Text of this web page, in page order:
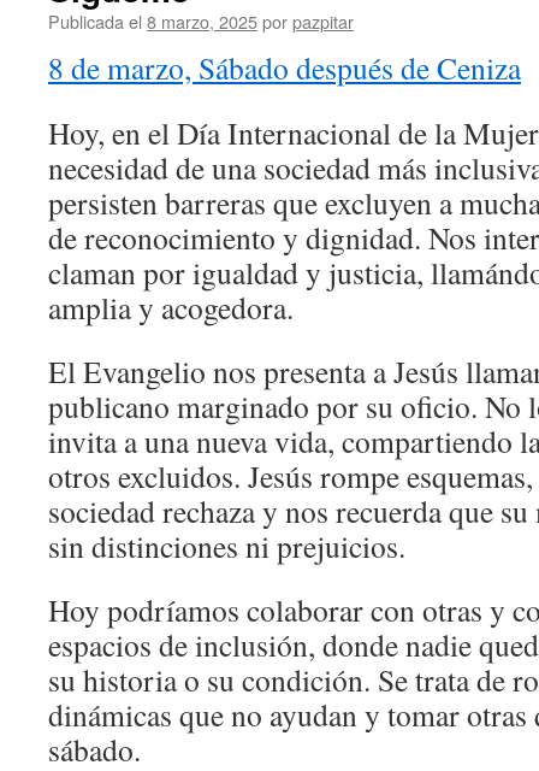
Publicada el 8 marzo, 2025porpazpitar
8 de marzo, Sábado después de Ceniza
Hoy, en el Día Internacional de la
necesidad de una sociedad más
persisten barreras que excluyen a
de reconocimiento y dignidad. Nos
claman por igualdad y justicia,
amplia y acogedora.
El Evangelio nos presenta a Jesús
publicano marginado por su oficio. No
invita a una nueva vida, compartiendo
otros excluidos. Jesús rompe
sociedad rechaza y nos recuerda que
sin distinciones ni prejuicios.
Hoy podríamos colaborar con otras y
espacios de inclusión, donde nadie
su historia o su condición. Se trata de
dinámicas que no ayudan y tomar
sábado.